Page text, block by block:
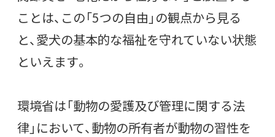
ことは、この「5つの自由」の観点から見る
と、愛犬の基本的な福祉を守れていない状態
といえます。
環境省は「動物の愛護及び管理に関する法
律」において、動物の所有者が動物の習性を